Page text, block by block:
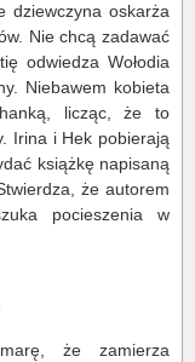
dziewczyna oskarża
Nie chcą zadawać
odwiedza Wołodia
Niebawem kobieta
licząc, że to
Irina i Hek pobierają
książkę napisaną
że autorem
pocieszenia w
że zamierza